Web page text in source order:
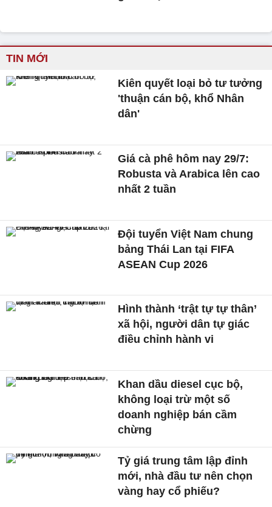
TIN MỚI
Kiên quyết loại bỏ tư tưởng
'thuận cán bộ, khổ Nhân
dân'
Giá cà phê hôm nay 29/7:
Robusta và Arabica lên cao
nhất 2 tuần
Đội tuyển Việt Nam chung
bảng Thái Lan tại FIFA
ASEAN Cup 2026
Hình thành ‘trật tự tự thân’
xã hội, người dân tự giác
điều chỉnh hành vi
Khan dầu diesel cục bộ,
không loại trừ một số
doanh nghiệp bán cầm
chừng
Tỷ giá trung tâm lập đỉnh
mới, nhà đầu tư nên chọn
vàng hay cổ phiếu?